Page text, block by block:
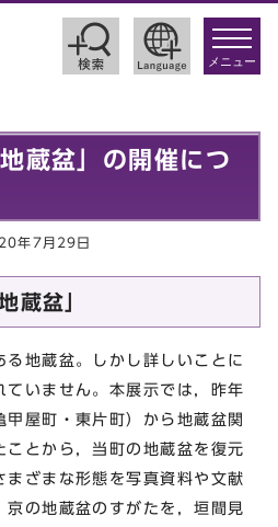
toggle
メニュー
蔵盆」の開催につ
年7月29日
蔵盆」
地蔵盆。しかし詳しいことに
ていません。本展示では，昨年
屋町・東片町）から地蔵盆関
ことから，当町の地蔵盆を復元
まざまな形態を写真資料や文献
の地蔵盆のすがたを，垣間見